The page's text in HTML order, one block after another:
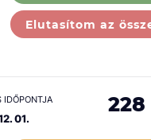
Elutasítom az
a haladó AML/CFT
nyújt átfogó,
IDŐPONTJA
01.
228